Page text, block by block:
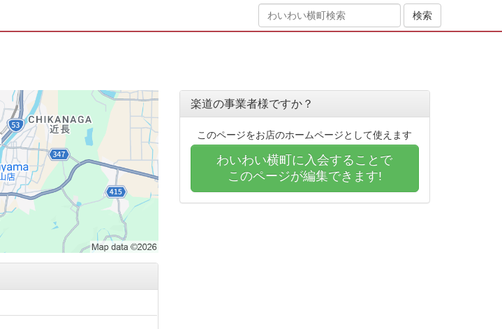
楽道の事業者様ですか？
このページをお店のホームページとして使えます
わいわい横町に入会することで
このページが編集できます!